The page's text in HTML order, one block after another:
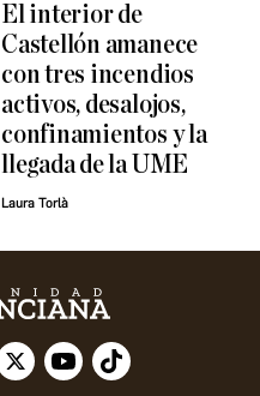
El interior de
Castellón amanece
con tres incendios
activos, desalojos,
confinamientos y la
llegada de la UME
Laura Torlà